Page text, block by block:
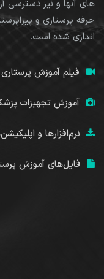
های آنها و نیز دسترسی
حرفه پرستاری و
اندازی شده است.
فیلم آموزش پرستاری
آموزش تجهیزات
نرم‌افزارها و
فایل‌های آموزش